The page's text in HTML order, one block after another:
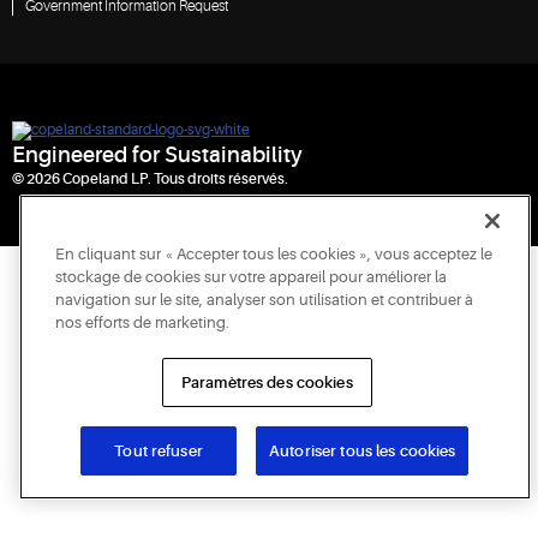
Government Information Request
Engineered for Sustainability
© 2026 Copeland LP. Tous droits réservés.
En cliquant sur « Accepter tous les cookies », vous acceptez le
stockage de cookies sur votre appareil pour améliorer la
navigation sur le site, analyser son utilisation et contribuer à
nos efforts de marketing.
Paramètres des cookies
Tout refuser Autoriser tous les cookies